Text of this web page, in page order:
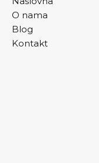
O nama
Blog
Kontakt